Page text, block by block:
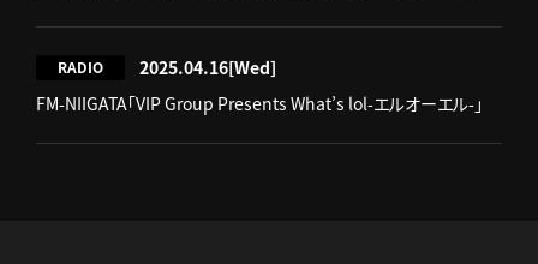
RADIO 2025.04.16[Wed]
FM-NIIGATA「VIP Group Presents What’s lol-エルオーエル-」